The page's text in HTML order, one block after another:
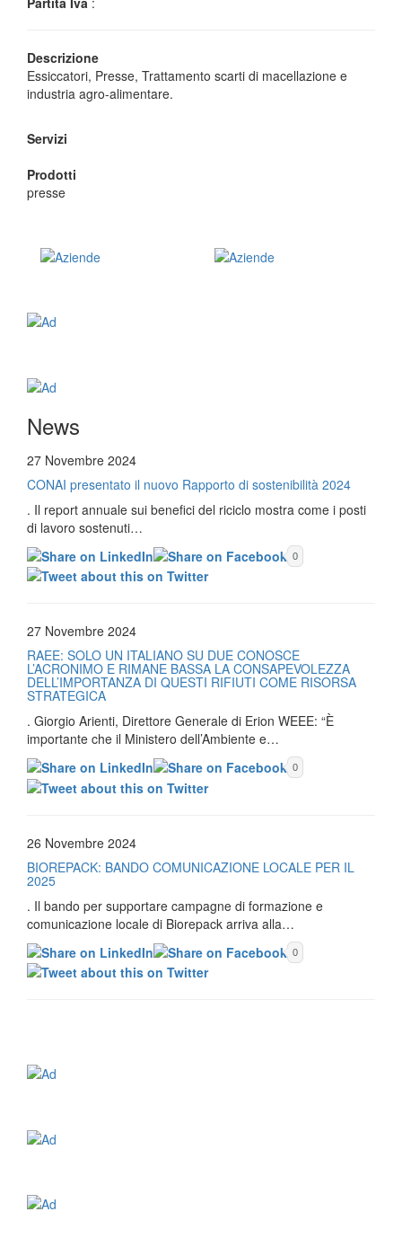
Descrizione
Essiccatori, Presse, Trattamento scarti di macellazione e
industria agro-alimentare.
Servizi
Prodotti
presse
News
27 Novembre 2024
CONAI presentato il nuovo Rapporto di sostenibilità 2024
. Il report annuale sui benefici del riciclo mostra come i posti
di lavoro sostenuti…
0
27 Novembre 2024
RAEE: SOLO UN ITALIANO SU DUE CONOSCE
L’ACRONIMO E RIMANE BASSA LA CONSAPEVOLEZZA
DELL’IMPORTANZA DI QUESTI RIFIUTI COME RISORSA
STRATEGICA
. Giorgio Arienti, Direttore Generale di Erion WEEE: “È
importante che il Ministero dell’Ambiente e…
0
26 Novembre 2024
BIOREPACK: BANDO COMUNICAZIONE LOCALE PER IL
2025
. Il bando per supportare campagne di formazione e
comunicazione locale di Biorepack arriva alla…
0